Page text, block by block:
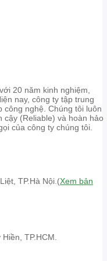
20 năm kinh nghiệm,
nay, công ty tập trung
công nghệ. Chúng tôi luôn
cậy (Reliable) và hoàn hảo
của công ty chúng tôi.
TP.Hà Nội.(Xem bản
TP.HCM.